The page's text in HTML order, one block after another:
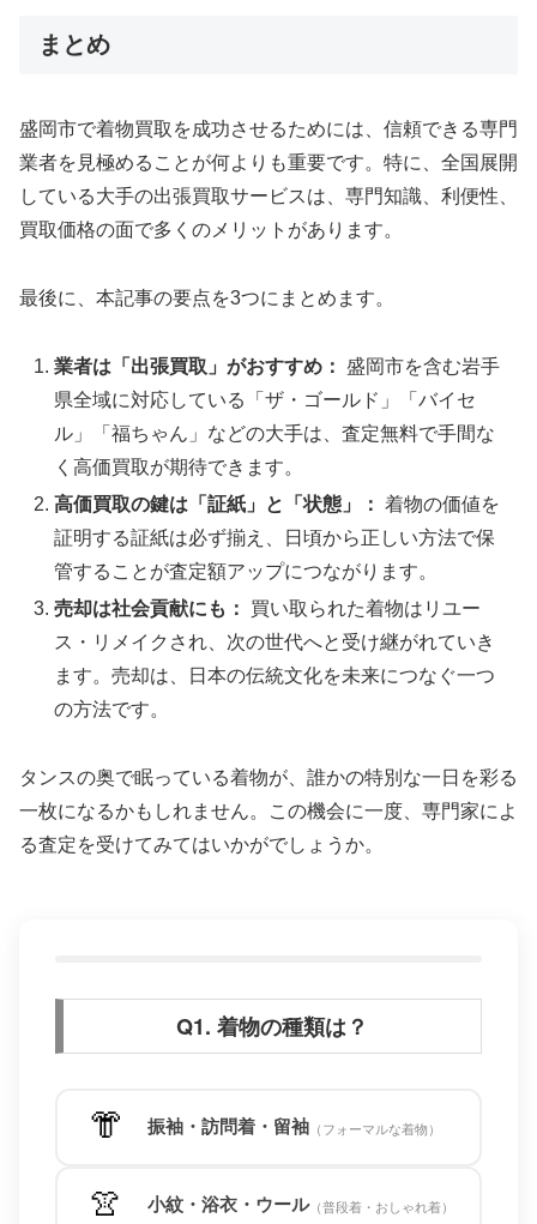
まとめ
盛岡市で着物買取を成功させるためには、信頼できる専門
業者を見極めることが何よりも重要です。特に、全国展開
している大手の出張買取サービスは、専門知識、利便性、
買取価格の面で多くのメリットがあります。
最後に、本記事の要点を3つにまとめます。
業者は「出張買取」がおすすめ：
盛岡市を含む岩手
県全域に対応している「ザ・ゴールド」「バイセ
ル」「福ちゃん」などの大手は、査定無料で手間な
く高価買取が期待できます。
高価買取の鍵は「証紙」と「状態」： 着物の価値を
証明する証紙は必ず揃え、日頃から正しい方法で保
管することが査定額アップにつながります。
売却は社会貢献にも：
買い取られた着物はリユー
ス・リメイクされ、次の世代へと受け継がれていき
ます。売却は、日本の伝統文化を未来につなぐ一つ
の方法です。
タンスの奥で眠っている着物が、誰かの特別な一日を彩る
一枚になるかもしれません。この機会に一度、専門家によ
る査定を受けてみてはいかがでしょうか。
Q1. 着物の種類は？
👘 振袖・訪問着・留袖 （フォーマルな着物）
👚 小紋・浴衣・ウール（普段着・おしゃれ着）